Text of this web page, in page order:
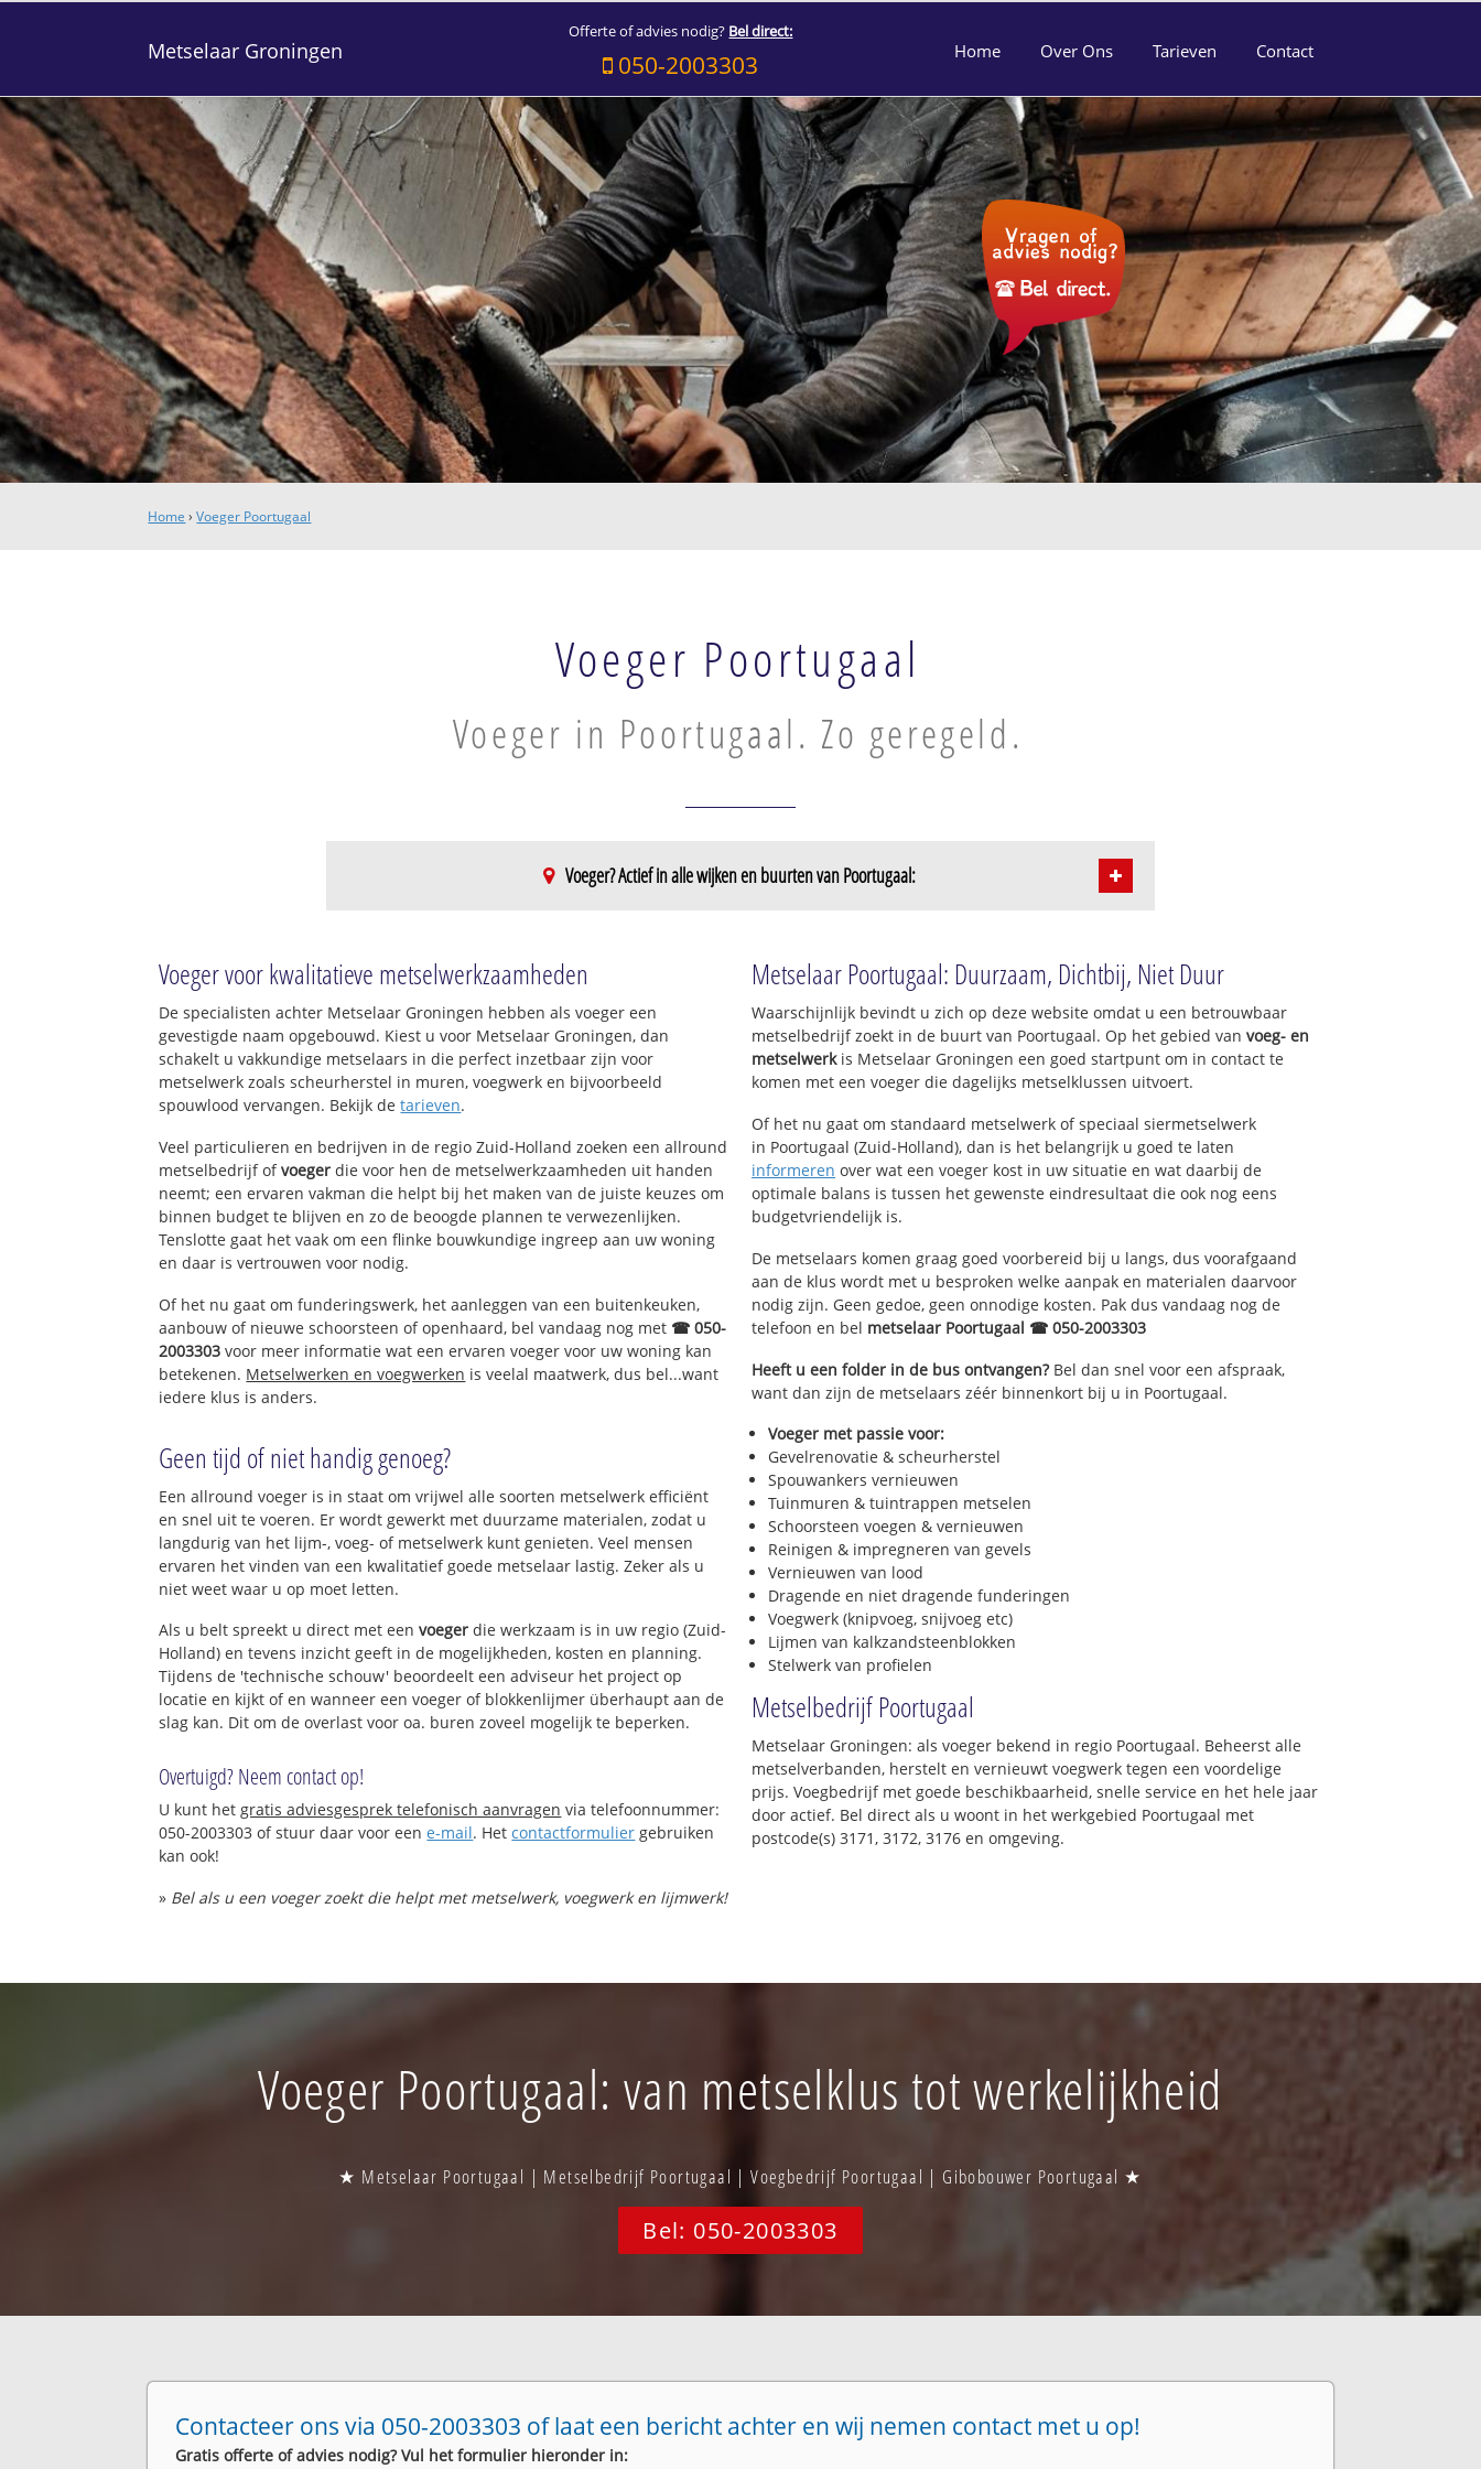
Metselaar Groningen
Offerte of advies nodig? Bel direct:
050-2003303 Home Over Ons Tarieven Contact
Home ›Voeger Poortugaal
Voeger Poortugaal
Voeger in Poortugaal. Zo geregeld.
Voeger? Actief in alle wijken en buurten van Poortugaal:
Zwaardijk-Kruisdijk
Poortugaal
Poortugaal-Centrum
Poortugaal Zuid
Polder Albrandswaard
Kijvelanden
Voeger voor kwalitatieve metselwerkzaamheden
De specialisten achter Metselaar Groningen hebben als voeger een
gevestigde naam opgebouwd. Kiest u voor Metselaar Groningen, dan
schakelt u vakkundige metselaars in die perfect inzetbaar zijn voor
metselwerk zoals scheurherstel in muren, voegwerk en bijvoorbeeld
spouwlood vervangen. Bekijk detarieven.
Veel particulieren en bedrijven in de regio Zuid-Holland zoeken een allround
metselbedrijf ofvoeger die voor hen de metselwerkzaamheden uit handen
neemt; een ervaren vakman die helpt bij het maken van de juiste keuzes om
binnen budget te blijven en zo de beoogde plannen te verwezenlijken.
Tenslotte gaat het vaak om een flinke bouwkundige ingreep aan uw woning
en daar is vertrouwen voor nodig.
Of het nu gaat om funderingswerk, het aanleggen van een buitenkeuken,
aanbouw of nieuwe schoorsteen of openhaard, bel vandaag nog met ☎ 050-
2003303 voor meer informatie wat een ervaren voeger voor uw woning kan
betekenen. Metselwerken en voegwerken is veelal maatwerk, dus bel...want
iedere klus is anders.
Geen tijd of niet handig genoeg?
Een allround voeger is in staat om vrijwel alle soorten metselwerk efficiënt
en snel uit te voeren. Er wordt gewerkt met duurzame materialen, zodat u
langdurig van het lijm-, voeg- of metselwerk kunt genieten. Veel mensen
ervaren het vinden van een kwalitatief goede metselaar lastig. Zeker als u
niet weet waar u op moet letten.
Als u belt spreekt u direct met eenvoeger die werkzaam is in uw regio (Zuid-
Holland) en tevens inzicht geeft in de mogelijkheden, kosten en planning.
Tijdens de 'technische schouw' beoordeelt een adviseur het project op
locatie en kijkt of en wanneer een voeger of blokkenlijmer überhaupt aan de
slag kan. Dit om de overlast voor oa. buren zoveel mogelijk te beperken.
Overtuigd? Neem contact op!
U kunt hetgratis adviesgesprek telefonisch aanvragen via telefoonnummer:
050-2003303 of stuur daar voor eene-mail. Hetcontactformulier gebruiken
kan ook!
» Bel als u een voeger zoekt die helpt met metselwerk, voegwerk en lijmwerk!
Metselaar Poortugaal: Duurzaam, Dichtbij, Niet Duur
Waarschijnlijk bevindt u zich op deze website omdat u een betrouwbaar
metselbedrijf zoekt in de buurt van Poortugaal. Op het gebied van voeg- en
metselwerkis Metselaar Groningen een goed startpunt om in contact te
komen met een voeger die dagelijks metselklussen uitvoert.
Of het nu gaat om standaard metselwerk of speciaal siermetselwerk
in Poortugaal (Zuid-Holland), dan is het belangrijk u goed te laten
informeren over wat een voeger kost in uw situatie en wat daarbij de
optimale balans is tussen het gewenste eindresultaat die ook nog eens
budgetvriendelijk is.
De metselaars komen graag goed voorbereid bij u langs, dus voorafgaand
aan de klus wordt met u besproken welke aanpak en materialen daarvoor
nodig zijn. Geen gedoe, geen onnodige kosten. Pak dus vandaag nog de
telefoon en bel metselaar Poortugaal ☎ 050-2003303
Heeft u een folder in de bus ontvangen?Bel dan snel voor een afspraak,
want dan zijn de metselaars zéér binnenkort bij u in Poortugaal.
Voeger met passie voor:
Gevelrenovatie & scheurherstel
Spouwankers vernieuwen
Tuinmuren & tuintrappen metselen
Schoorsteen voegen & vernieuwen
Reinigen & impregneren van gevels
Vernieuwen van lood
Dragende en niet dragende funderingen
Voegwerk (knipvoeg, snijvoeg etc)
Lijmen van kalkzandsteenblokken
Stelwerk van profielen
Metselbedrijf Poortugaal
Metselaar Groningen: als voeger bekend in regio Poortugaal. Beheerst alle
metselverbanden, herstelt en vernieuwt voegwerk tegen een voordelige
prijs. Voegbedrijf met goede beschikbaarheid, snelle service en het hele jaar
door actief. Bel direct als u woont in het werkgebied Poortugaal met
postcode(s) 3171, 3172, 3176 en omgeving.
Voeger Poortugaal: van metselklus tot werkelijkheid
★ Metselaar Poortugaal | Metselbedrijf Poortugaal | Voegbedrijf Poortugaal | Gibobouwer Poortugaal ★
Bel: 050-2003303
Contacteer ons via 050-2003303 of laat een bericht achter en wij nemen contact met u op!
Gratis offerte of advies nodig? Vul het formulier hieronder in: